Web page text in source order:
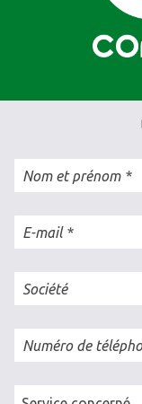
Nom et prénom
E-mail
Société
Numéro de
Cellule